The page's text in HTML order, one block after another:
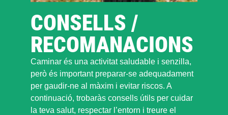
CONSELLS /
RECOMANACIONS
Caminar és una activitat saludable i senzilla,
però és important preparar-se adequadament
per gaudir-ne al màxim i evitar riscos. A
continuació, trobaràs consells útils per cuidar
la teva salut, respectar l’entorn i treure el